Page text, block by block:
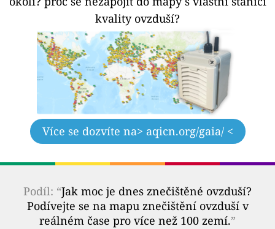
kvality ovzduší?
Více se dozvíte na> aqicn.org/gaia/ <
Podíl: “Jak moc je dnes znečištěné ovzduší?
Podívejte se na mapu znečištění ovzduší v
reálném čase pro více než 100 zemí.”